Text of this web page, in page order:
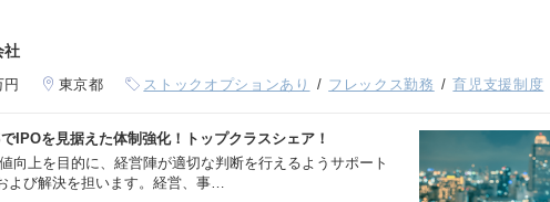
社
東京都 ストックオプションあり フレックス勤務 育児支援制度
IPOを見据えた体制強化！トップクラスシェア！
向上を目的に、経営陣が適切な判断を行えるようサポート
よび解決を担います。経営、事…